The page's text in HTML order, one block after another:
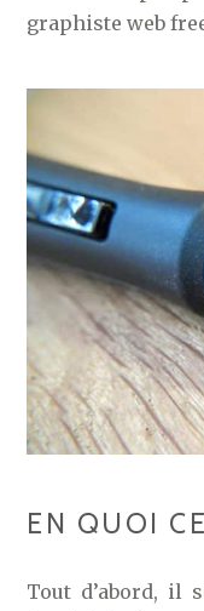
graphiste web
EN QUOI
Tout d’abord, il